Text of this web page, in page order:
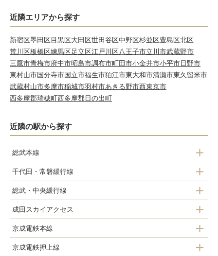
近隣エリアから探す
新宿区墨田区目黒区大田区世田谷区中野区杉並区豊島区北区
荒川区板橋区練馬区足立区江戸川区八王子市立川市武蔵野市
三鷹市青梅市府中市昭島市調布市町田市小金井市小平市日野市
東村山市国分寺市国立市福生市狛江市東大和市清瀬市東久留米市
武蔵村山市多摩市稲城市羽村市あきる野市西東京市
西多摩郡瑞穂町西多摩郡日の出町
近隣の駅から探す
総武本線
新小岩駅
千代田・常磐緩行線
亀有駅
金町駅
総武・中央緩行線
新小岩駅
成田スカイアクセス
青砥駅
京成高砂駅
京成電鉄本線
堀切菖蒲園駅
京成電鉄押上線